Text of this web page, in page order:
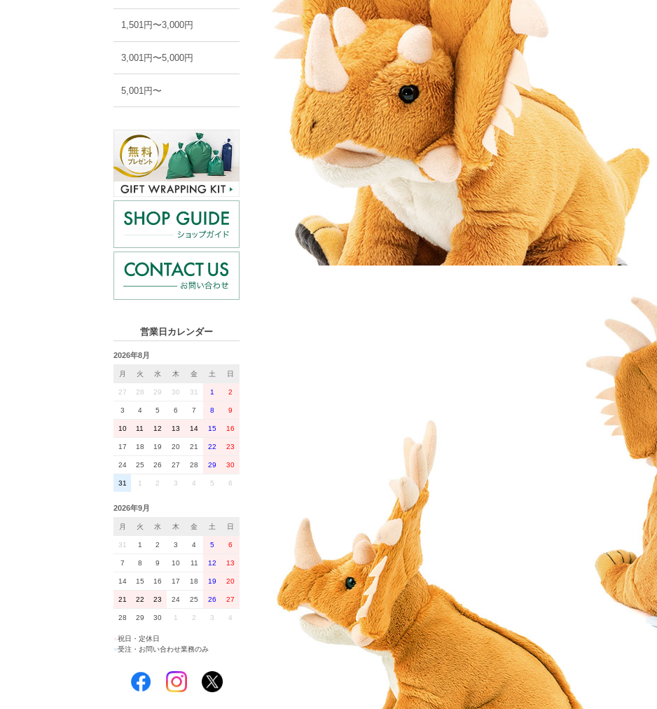
1,501円〜3,000円
3,001円〜5,000円
5,001円〜
営業日カレンダー
2026年8月
月 火 水 木 金 土 日
27 28 29 30 31 1 2
3 4 5 6 7 8 9
10 11 12 13 14 15 16
17 18 19 20 21 22 23
24 25 26 27 28 29 30
31 1 2 3 4 5 6
2026年9月
月 火 水 木 金 土 日
31 1 2 3 4 5 6
7 8 9 10 11 12 13
14 15 16 17 18 19 20
21 22 23 24 25 26 27
28 29 30 1 2 3 4
祝日・定休日
■受注・お問い合わせ業務のみ